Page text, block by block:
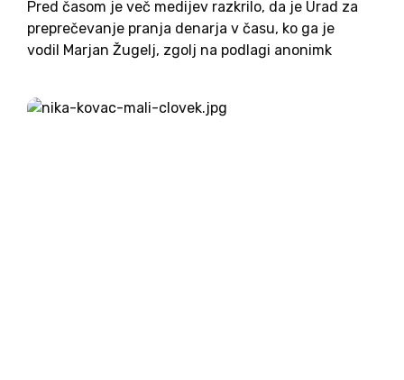
Pred časom je več medijev razkrilo, da je Urad za
preprečevanje pranja denarja v času, ko ga je
vodil Marjan Žugelj, zgolj na podlagi anonimk
osebnosti, med njimi tudi novomeškega škofa in
predsednika...